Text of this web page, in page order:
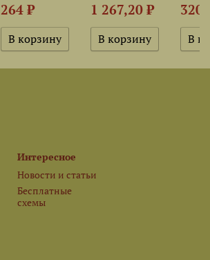
264 ₽ 1 267,20 ₽ 320
Интересное
Новости и статьи
Бесплатные
схемы